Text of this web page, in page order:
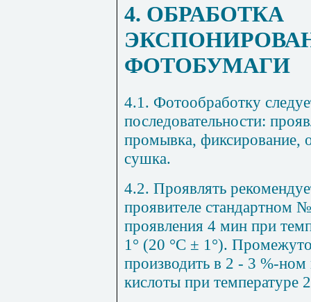
4. ОБРАБОТКА
ФОТОБУМАГИ
4.1. Фотообработку
последовательности:
промывка, фиксирование,
сушка.
4.2. Проявлять
проявителе
проявления 4 мин при
1° (20 °С ± 1°).
производить в 2 - 3 %-ном
кислоты при